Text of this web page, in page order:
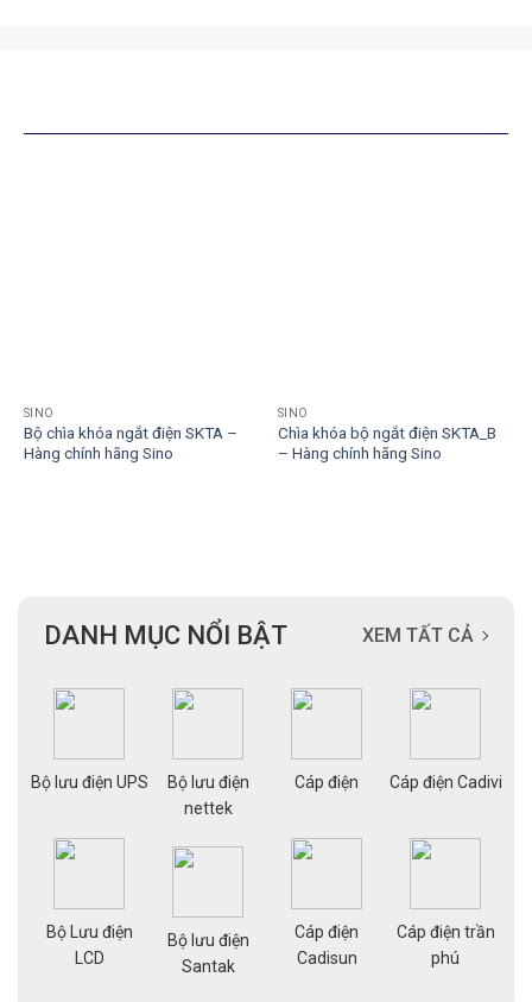
SINO
Bộ chìa khóa ngắt điện SKTA –
Hàng chính hãng Sino
SINO
Chìa khóa bộ ngắt điện SKTA_B
– Hàng chính hãng Sino
DANH MỤC NỔI BẬT XEM TẤT CẢ
Bộ lưu điện UPS
Bộ Lưu điện
LCD
Bộ lưu điện
nettek
Bộ lưu điện
Santak
Cáp điện
Cáp điện
Cadisun
Cáp điện Cadivi
Cáp điện trần
phú